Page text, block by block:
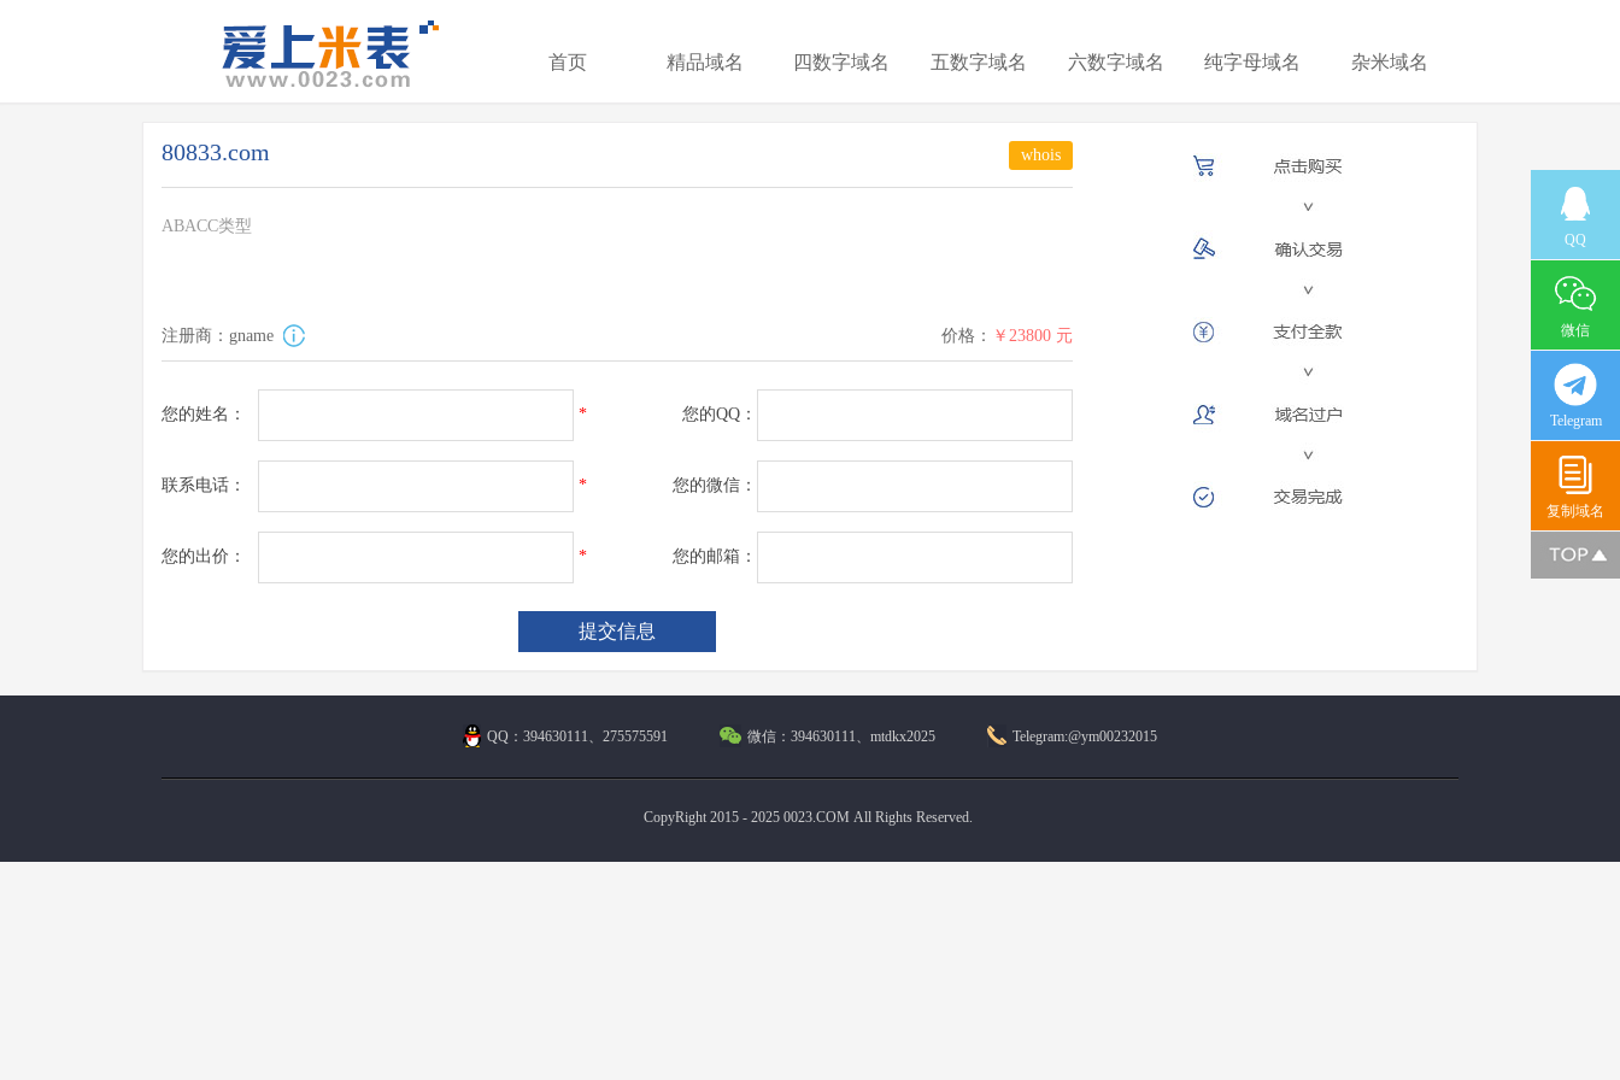
首页 精品域名 四数字域名 五数字域名 六数字域名 纯字母域名 杂米域名
80833.com whois
ABACC类型
注册商：gname 价格： ￥23800 元
您的姓名： * 您的QQ：
联系电话： * 您的微信：
您的出价： * 您的邮箱：
QQ：394630111、275575591 微信：394630111、mtdkx2025 Telegram:@ym00232015
CopyRight 2015 - 2025 0023.COM All Rights Reserved.
QQ
微信
Telegram
复制域名